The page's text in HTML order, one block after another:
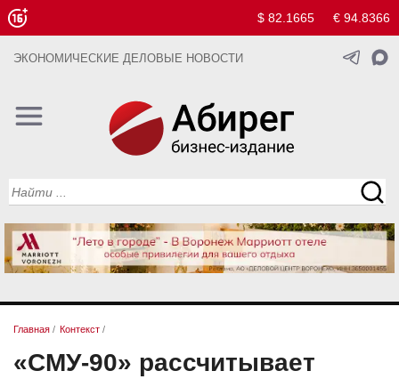
$ 82.1665 € 94.8366
ЭКОНОМИЧЕСКИЕ ДЕЛОВЫЕ НОВОСТИ
Главная / Контекст /
«СМУ-90» рассчитывает